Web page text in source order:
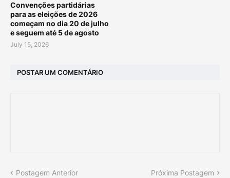
Convenções partidárias
para as eleições de 2026
começam no dia 20 de julho
e seguem até 5 de agosto
July 15, 2026
POSTAR UM COMENTÁRIO
Postagem Anterior Próxima Postagem